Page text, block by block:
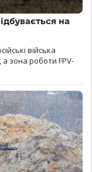
на
війська
а зона роботи FPV-